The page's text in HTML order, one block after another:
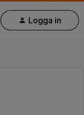
Logga in